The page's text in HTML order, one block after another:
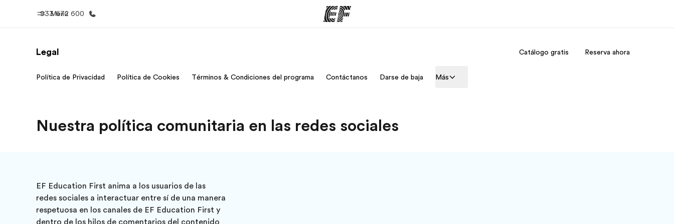
Menú
933 672 600
Inicio Programas Oficinas Sobre nosotros
Legal Catálogo gratis Reserva ahora
Política de Privacidad Política de Cookies Términos & Condiciones del programa Contáctanos Darse de baja Más
Nuestra política comunitaria en las redes sociales
EF Education First anima a los usuarios de las
redes sociales a interactuar entre sí de una manera
respetuosa en los canales de EF Education First y
dentro de los hilos de comentarios del contenido